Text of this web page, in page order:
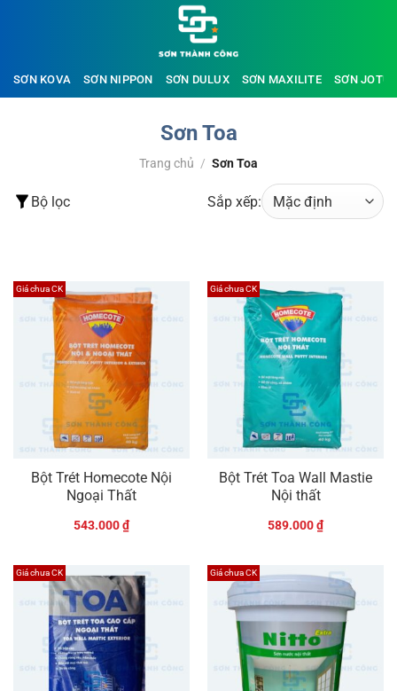
dungSƠN KOVA SƠN NIPPON SƠN DULUX SƠN MAXILITE SƠN
Sơn Toa
Trang chủ / Sơn Toa
Bộ lọc Sắp xếp:
Giá chưa CK
Bột Trét Homecote Nội
Ngoại Thất
543.000₫
Giá chưa CK
Bột Trét Toa Wall Mastie
Nội thất
589.000₫
Giá chưa CK Giá chưa CK